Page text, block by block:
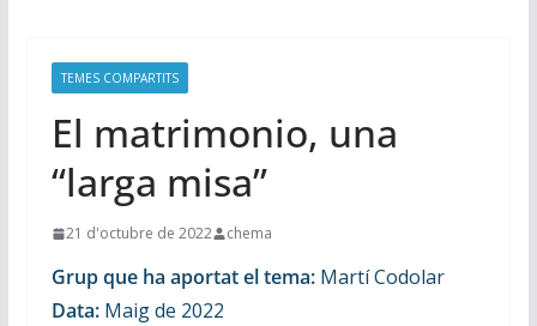
TEMES COMPARTITS
El matrimonio, una
“larga misa”
21 d'octubre de 2022 chema
Grup que ha aportat el tema: Martí Codolar
Data:Maig de 2022